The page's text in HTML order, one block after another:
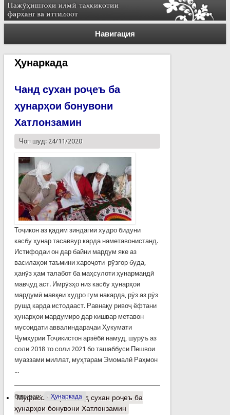
Навигация
Ҳунаркада
Чанд сухан роҷеъ ба
ҳунарҳои бонувони
Хатлонзамин
Чоп шуд: 24/11/2020
Тоҷикон аз қадим зиндагии худро бидуни
касбу ҳунар тасаввур карда наметавонистанд.
Истифодаи он дар байни мардум яке аз
василаҳои таъмини хароҷоти рӯзгор буда,
ҳанӯз ҳам талабот ба маҳсулоти ҳунармандӣ
мавҷуд аст. Имрӯзҳо низ касбу ҳунарҳои
мардумӣ мавқеи худро гум накарда, рӯз аз рӯз
рушд карда истодааст. Равнақу ривоҷ ёфтани
ҳунарҳои мардумиро дар кишвар метавон
мусоидати аввалиндараҷаи Ҳукумати
Ҷумҳурии Тоҷикистон арзёбӣ намуд, шурӯъ аз
соли 2018 то соли 2021 бо ташаббуси Пешвои
муаззами миллат, муҳтарам Эмомалӣ Раҳмон
...
барчасп: Ҳунаркада
Муфассалтаро Чанд сухан роҷеъ ба
ҳунарҳои бонувони Хатлонзамин